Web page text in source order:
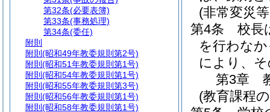
(非常変災
第4条
校長
を行わな
により、
第3章
(教育課程
第32条(必要表簿)
第33条(事務処理)
第34条(委任)
附則
附則 (昭和49年教委規則第2号)
附則 (昭和51年教委規則第1号)
附則 (昭和54年教委規則第1号)
附則 (昭和55年教委規則第3号)
附則 (昭和56年教委規則第1号)
附則 (昭和58年教委規則第1号)